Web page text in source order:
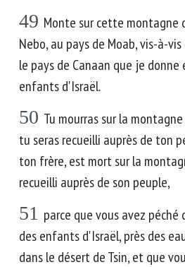
49 Monte sur cette montagne
Nebo, au pays de Moab, vis-à-
le pays de Canaan que je
enfants d'Israël.
50 Tu mourras sur la
tu seras recueilli auprès de ton
ton frère, est mort sur la
recueilli auprès de son peuple,
51 parce que vous avez
des enfants d'Israël, près des
dans le désert de Tsin, et que